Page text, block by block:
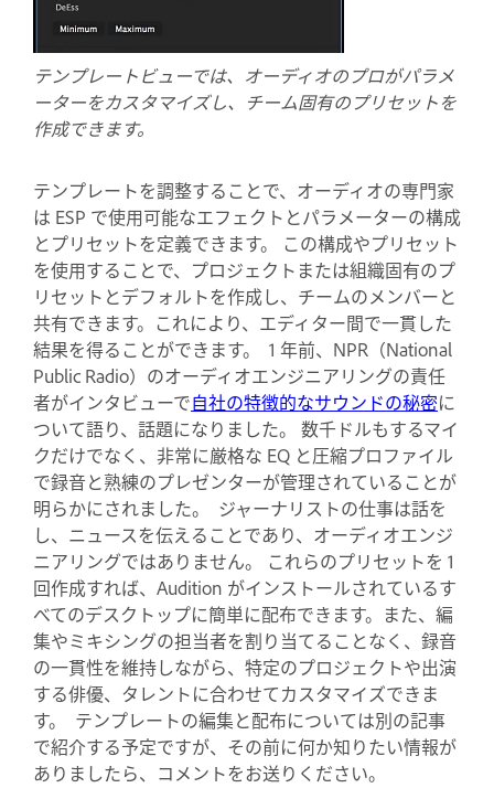
テンプレートビューでは、オーディオのプロがパラメ
ーターをカスタマイズし、チーム固有のプリセットを
作成できます。
テンプレートを調整することで、オーディオの専門家
は ESP で使用可能なエフェクトとパラメーターの構成
とプリセットを定義できます。 この構成やプリセット
を使用することで、プロジェクトまたは組織固有のプ
リセットとデフォルトを作成し、チームのメンバーと
共有できます。これにより、エディター間で一貫した
結果を得ることができます。 1 年前、NPR（National
Public Radio）のオーディオエンジニアリングの責任
者がインタビューで自社の特徴的なサウンドの秘密に
ついて語り、話題になりました。 数千ドルもするマイ
クだけでなく、非常に厳格な EQ と圧縮プロファイル
で録音と熟練のプレゼンターが管理されていることが
明らかにされました。 ジャーナリストの仕事は話を
し、ニュースを伝えることであり、オーディオエンジ
ニアリングではありません。 これらのプリセットを 1
回作成すれば、Audition がインストールされているす
べてのデスクトップに簡単に配布できます。また、編
集やミキシングの担当者を割り当てることなく、録音
の一貫性を維持しながら、特定のプロジェクトや出演
する俳優、タレントに合わせてカスタマイズできま
す。 テンプレートの編集と配布については別の記事
で紹介する予定ですが、その前に何か知りたい情報が
ありましたら、コメントをお送りください。